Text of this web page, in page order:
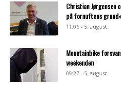
Christian
på fornuftens
11:06 - 5. august
Mountainbike
weekenden
09:27 - 5. august